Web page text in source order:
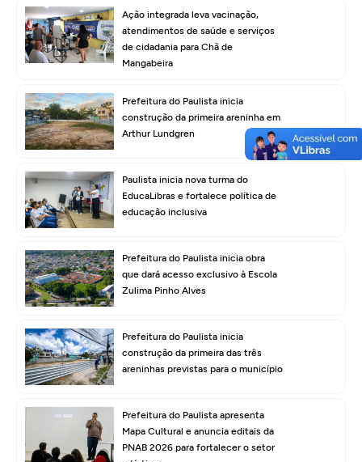
Ação integrada leva vacinação,
atendimentos de saúde e serviços
de cidadania para Chã de
Mangabeira
Prefeitura do Paulista inicia
construção da primeira areninha em
Arthur Lundgren
Paulista inicia nova turma do
EducaLibras e fortalece política de
educação inclusiva
Prefeitura do Paulista inicia obra
que dará acesso exclusivo à Escola
Zulima Pinho Alves
Prefeitura do Paulista inicia
construção da primeira das três
areninhas previstas para o município
Prefeitura do Paulista apresenta
Mapa Cultural e anuncia editais da
PNAB 2026 para fortalecer o setor